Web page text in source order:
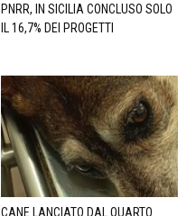
PNRR, IN SICILIA CONCLUSO SOLO
IL 16,7% DEI PROGETTI
CANE LANCIATO DAL QUARTO